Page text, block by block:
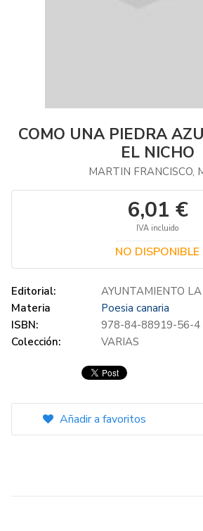
COMO UNA PIEDRA
EL NICHO
MARTIN FRANCISCO,
6,01 €
IVA incluido
NO DISPONIBLE
Editorial:
AYUNTAMIENTO
Materia
Poesia canaria
ISBN:
978-84-88919-56-4
Colección:
VARIAS
Añadir a favoritos